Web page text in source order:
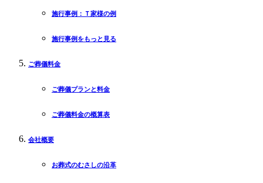
施行事例：Ｔ家様の例
施行事例をもっと見る
ご葬儀料金
ご葬儀プランと料金
ご葬儀料金の概算表
会社概要
お葬式のむさしの沿革